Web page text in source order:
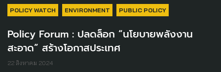
POLICY WATCH ENVIRONMENT PUBLIC POLICY
Policy Forum : ปลดล็อก “นโยบายพลังงาน
สะอาด” สร้างโอกาสประเทศ
22 สิงหาคม 2024